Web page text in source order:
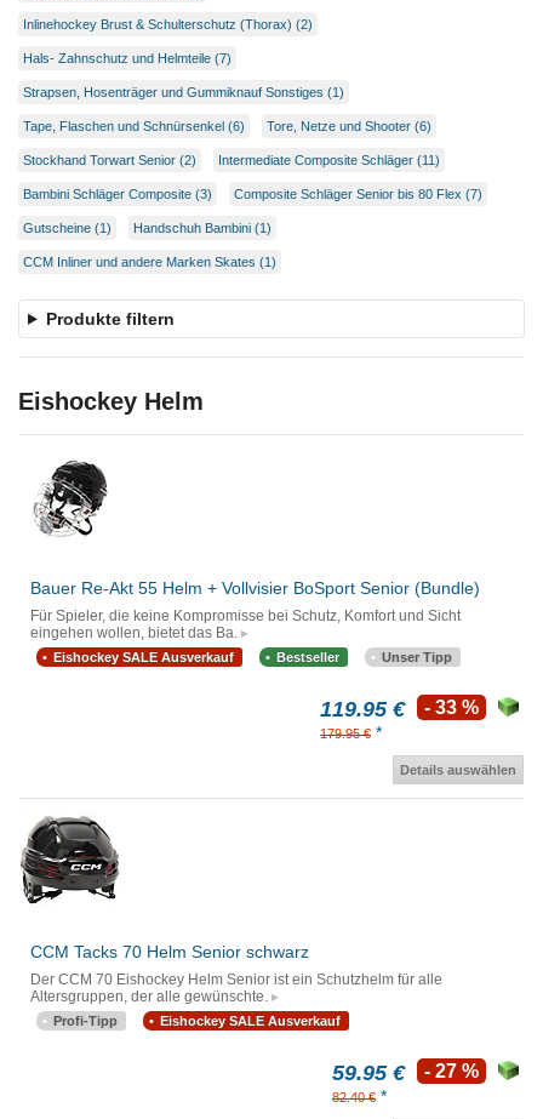
Inlinehockey Brust & Schulterschutz (Thorax) (2)
Hals- Zahnschutz und Helmteile (7)
Strapsen, Hosenträger und Gummiknauf Sonstiges (1)
Tape, Flaschen und Schnürsenkel (6) Tore, Netze und Shooter (6)
Stockhand Torwart Senior (2) Intermediate Composite Schläger (11)
Bambini Schläger Composite (3) Composite Schläger Senior bis 80 Flex (7)
Gutscheine (1) Handschuh Bambini (1)
CCM Inliner und andere Marken Skates (1)
Produkte filtern
Eishockey Helm
Bauer Re-Akt 55 Helm + Vollvisier BoSport Senior (Bundle)
Für Spieler, die keine Kompromisse bei Schutz, Komfort und Sicht
eingehen wollen, bietet das Ba.
Eishockey SALE Ausverkauf Bestseller Unser Tipp
119.95 €
179.95 € *
- 33 %
Details auswählen
CCM Tacks 70 Helm Senior schwarz
Der CCM 70 Eishockey Helm Senior ist ein Schutzhelm für alle
Altersgruppen, der alle gewünschte.
Profi-Tipp Eishockey SALE Ausverkauf
59.95 €
82.40 € *
- 27 %